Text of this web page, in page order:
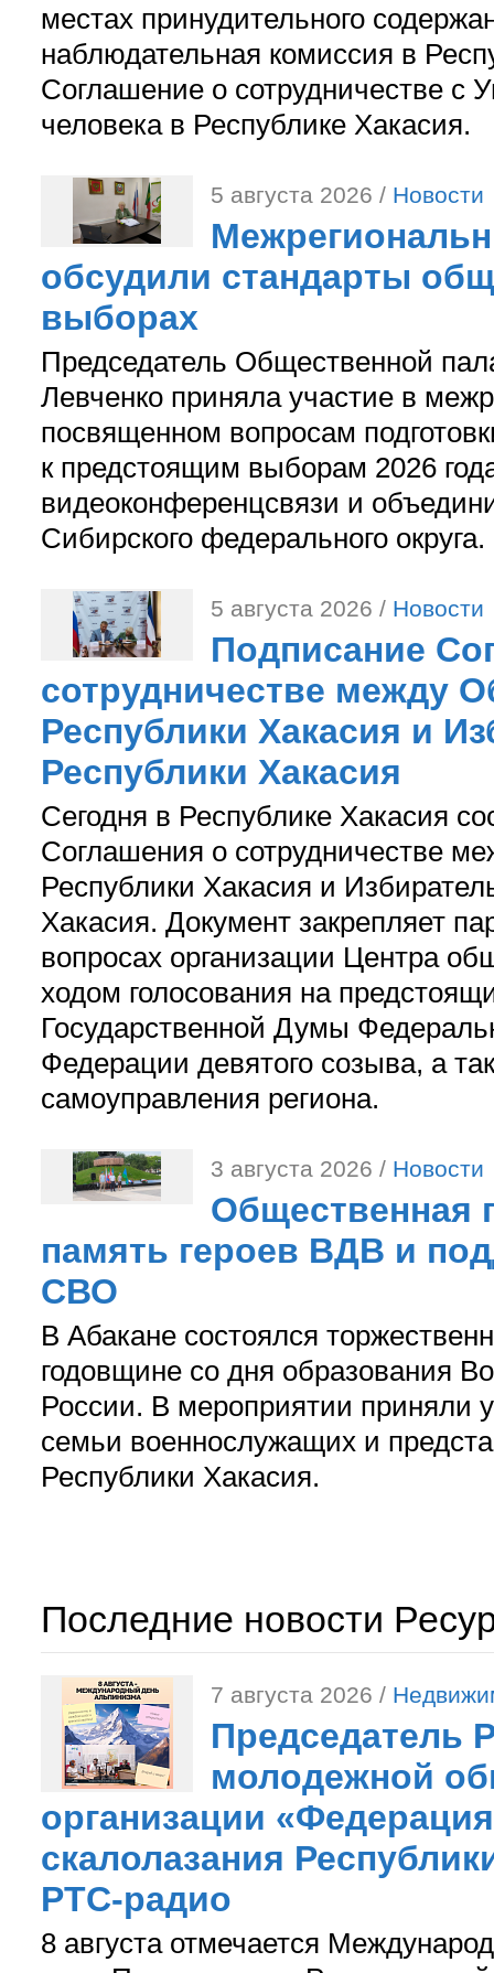
местах принудительного
наблюдательная комиссия в
Соглашение о сотрудничестве с
человека в Республике Хакасия.
5 августа 2026 / Новости
обсудили стандарты
выборах
Председатель Общественной
Левченко приняла участие в
посвященном вопросам
к предстоящим выборам 2026
видеоконференцсвязи и
Сибирского федерального округа.
5 августа 2026 / Новости
Подписание
сотрудничестве между
Республики Хакасия и
Республики Хакасия
Сегодня в Республике Хакасия
Соглашения о сотрудничестве
Республики Хакасия и
Хакасия. Документ закрепляет
вопросах организации Центра
ходом голосования на
Государственной Думы
Федерации девятого созыва, а
самоуправления региона.
3 августа 2026 / Новости
Общественная
память героев ВДВ и
СВО
В Абакане состоялся
годовщине со дня образования
России. В мероприятии приняли
семьи военнослужащих и
Республики Хакасия.
Последние новости
7 августа 2026 /
Председатель
молодежной
организации
скалолазания
РТС-радио
8 августа отмечается